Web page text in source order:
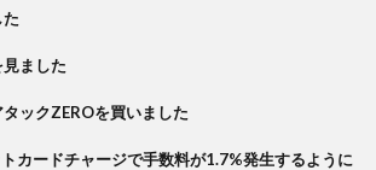
ました
ックZEROを買いました
カードチャージで手数料が1.7%発生するように